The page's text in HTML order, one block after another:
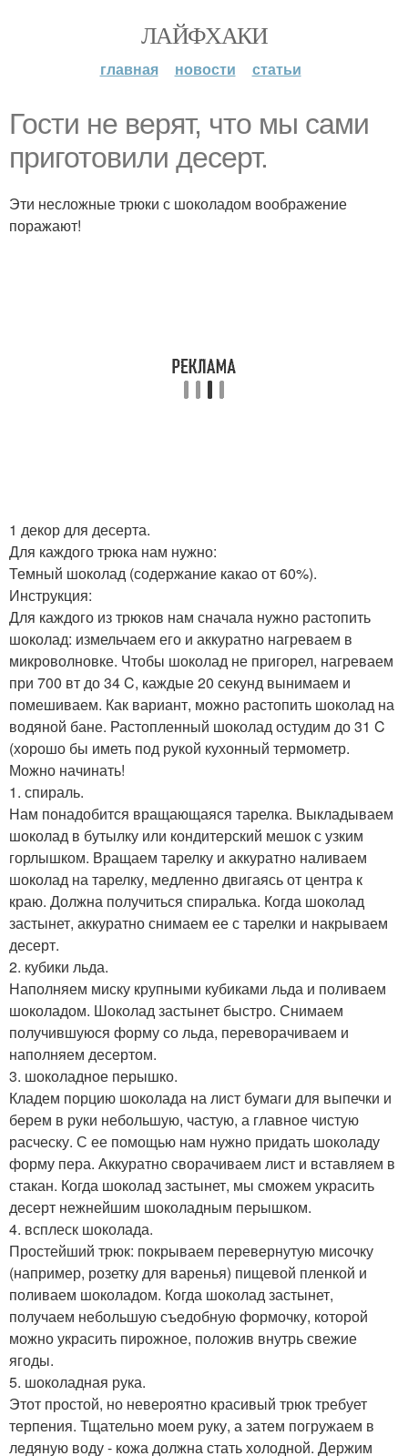
ЛАЙФХАКИ
главная новости статьи
Гости не верят, что мы сами
приготовили десерт.
Эти несложные трюки с шоколадом воображение
поражают!
1 декор для десерта.
Для каждого трюка нам нужно:
Темный шоколад (содержание какао от 60%).
Инструкция:
Для каждого из трюков нам сначала нужно растопить
шоколад: измельчаем его и аккуратно нагреваем в
микроволновке. Чтобы шоколад не пригорел, нагреваем
при 700 вт до 34 C, каждые 20 секунд вынимаем и
помешиваем. Как вариант, можно растопить шоколад на
водяной бане. Растопленный шоколад остудим до 31 C
(хорошо бы иметь под рукой кухонный термометр.
Можно начинать!
1. спираль.
Нам понадобится вращающаяся тарелка. Выкладываем
шоколад в бутылку или кондитерский мешок с узким
горлышком. Вращаем тарелку и аккуратно наливаем
шоколад на тарелку, медленно двигаясь от центра к
краю. Должна получиться спиралька. Когда шоколад
застынет, аккуратно снимаем ее с тарелки и накрываем
десерт.
2. кубики льда.
Наполняем миску крупными кубиками льда и поливаем
шоколадом. Шоколад застынет быстро. Снимаем
получившуюся форму со льда, переворачиваем и
наполняем десертом.
3. шоколадное перышко.
Кладем порцию шоколада на лист бумаги для выпечки и
берем в руки небольшую, частую, а главное чистую
расческу. С ее помощью нам нужно придать шоколаду
форму пера. Аккуратно сворачиваем лист и вставляем в
стакан. Когда шоколад застынет, мы сможем украсить
десерт нежнейшим шоколадным перышком.
4. всплеск шоколада.
Простейший трюк: покрываем перевернутую мисочку
(например, розетку для варенья) пищевой пленкой и
поливаем шоколадом. Когда шоколад застынет,
получаем небольшую съедобную формочку, которой
можно украсить пирожное, положив внутрь свежие
ягоды.
5. шоколадная рука.
Этот простой, но невероятно красивый трюк требует
терпения. Тщательно моем руку, а затем погружаем в
ледяную воду - кожа должна стать холодной. Держим